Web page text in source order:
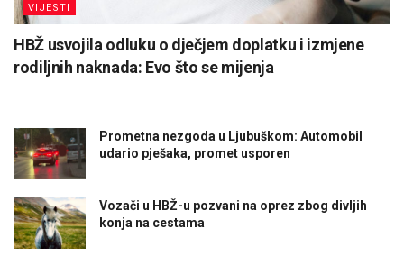
VIJESTI
HBŽ usvojila odluku o dječjem doplatku i izmjene
rodiljnih naknada: Evo što se mijenja
Prometna nezgoda u Ljubuškom: Automobil
udario pješaka, promet usporen
Vozači u HBŽ-u pozvani na oprez zbog divljih
konja na cestama